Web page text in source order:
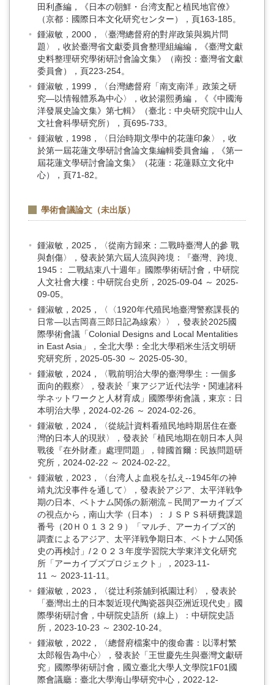
田利彥編，《日本の朝鮮・台湾支配と植民地官僚》
（京都：國際日本文化研究センター），頁163-185。
鍾淑敏，2000，〈臺灣總督府的對岸政策與鴉片問
題〉，收於臺灣省文獻委員會整理組編編，《臺灣文獻
史料整理研究學術研討會論文集》（南投：臺灣省文獻
委員會），頁223-254。
鍾淑敏，1999，〈台灣總督府「南支南洋」政策之研
究—以情報體系為中心〉，收於湯熙勇編，《《中國海
洋發展史論文集》第七輯》（臺北：中央研究院中山人
文社會科學研究所），頁695-733。
鍾淑敏，1998，〈日治時期文學中的花蓮印象〉，收
於第一屆花蓮文學研討會論文集編輯委員會編，《第一
屆花蓮文學研討會論文集》（花蓮：花蓮縣立文化中
心），頁71-82。
學術會議論文（未出版）
鍾淑敏，2025，〈從南方歸來：二戰時臺灣人的參 戰
與創傷〉，發表於第六屆人流與跨境：『臺灣、跨境、
1945： 二戰結束八十週年』國際學術研討會，中研院
人文社會大樓：中研院台史所，2025-09-04 ～ 2025-
09-05。
鍾淑敏，2025，〈〈1920年代殖民地臺灣警察課長的
日常—以吉岡喜三郎日記為線索〉〉，發表於2025國
際學術會議「Colonial Designs and Local Mentalities
in East Asia」，全北大學：全北大學稻米生活文明研
究研究所，2025-05-30 ～ 2025-05-30。
鍾淑敏，2024，〈戰前明治大學的臺灣學生：一個多
面向的觀察〉，發表於「東アジア近代法学・関連諸科
学ネットワークと人材育成」國際學術會議，東京：日
本明治大學，2024-02-26 ～ 2024-02-26。
鍾淑敏，2024，〈從統計資料看殖民地時期居住在臺
灣的日本人的現狀〉，發表於「植民地期在朝日本人與
戰後『在外財產』處理問題」，韓國首爾：民族問題研
究所，2024-02-22 ～ 2024-02-22。
鍾淑敏，2023，〈台湾人よ血税を払え--1945年の神
靖丸沈没事件を通して〉，發表於アジア、太平洋戦争
期の日本、ベトナム関係の新潮流－民間アーカイブズ
の視点から，南山大学（日本）：ＪＳＰＳ科研費課題
番号（20Ｈ０１３２９）「マルチ、アーカイブズ的
調査によるアジア、太平洋戦争期日本、ベトナム関係
史の再検討」/２０２３年度学習院大学東洋文化研究
所「アーカイブズプロジェクト」，2023-11-
11 ～ 2023-11-11。
鍾淑敏，2023，〈從辻利茶舖到祇園辻利〉，發表於
「臺灣出土的日本製近現代陶瓷器與亞洲近現代史」國
際學術研討會，中研院史語所（線上）：中研院史語
所，2023-10-23 ～ 2302-10-24。
鍾淑敏，2022，〈總督府檔案中的復命書：以澤村繁
太郎報告為中心〉，發表於「王世慶先生與臺灣文獻研
究」國際學術研討會，國立臺北大學人文學院1F01國
際會議廳：臺北大學海山學研究中心，2022-12-